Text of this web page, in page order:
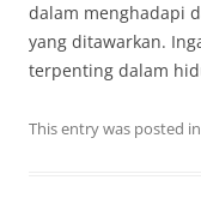
dalam menghadapi
yang ditawarkan.
terpenting dalam
This entry was posted in